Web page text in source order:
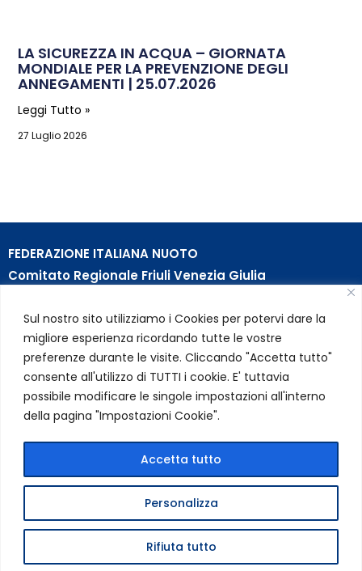
Sul nostro sito utilizziamo i Cookies per potervi dare la
migliore esperienza ricordando tutte le vostre
preferenze durante le visite. Cliccando "Accetta tutto"
consente all'utilizzo di TUTTI i cookie. E' tuttavia
possibile modificare le singole impostazioni all'interno
della pagina "Impostazioni Cookie".
Personalizza
Rifiuta tutto
Accetta tutto
LA SICUREZZA IN ACQUA – GIORNATA
MONDIALE PER LA PREVENZIONE DEGLI
ANNEGAMENTI | 25.07.2026
Leggi Tutto »
27 Luglio 2026
FEDERAZIONE ITALIANA NUOTO
Comitato Regionale Friuli Venezia Giulia
Trieste (TS)
Partita Iva 01384031009
Codice Fiscale 05284670584
Codice SDI USAL8PV – Rif. Amm. TC025
LINK UTILI
Privacy Policy
FIN Comitato Regionale FVG © 2026 | Tutti i diritti riservati
|Credits